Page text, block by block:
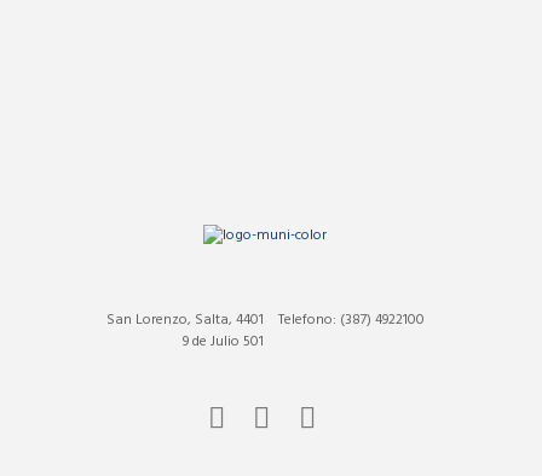
Telefono: (387) 4922100
San Lorenzo, Salta, 4401
9 de Julio 501